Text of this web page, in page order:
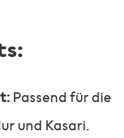
Passend für die
und Kasari.